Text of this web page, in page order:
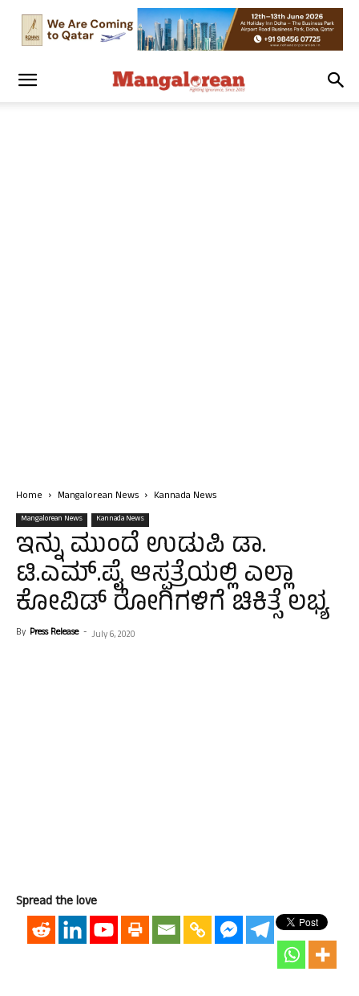
Home Mangalorean News Kannada News
Mangalorean News Kannada News
ಇನ್ನು ಮುಂದೆ ಉಡುಪಿ ಡಾ.
ಟಿ.ಎಮ್.ಪೈ ಆಸ್ಪತ್ರೆಯಲ್ಲಿ ಎಲ್ಲಾ
ಕೋವಿಡ್ ರೋಗಿಗಳಿಗೆ ಚಿಕಿತ್ಸೆ ಲಭ್ಯ
By Press Release - July 6, 2020
Spread the love